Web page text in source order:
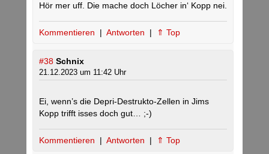
Hör mer uff. Die mache doch Löcher in‘ Kopp nei.
Kommentieren | Antworten | ⇑ Top
#38 Schnix
21.12.2023 um 11:42 Uhr
Ei, wenn’s die Depri-Destrukto-Zellen in Jims
Kopp trifft isses doch gut… ;-)
Kommentieren | Antworten | ⇑ Top